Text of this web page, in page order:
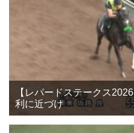
【レパードステークス
利に近づけ